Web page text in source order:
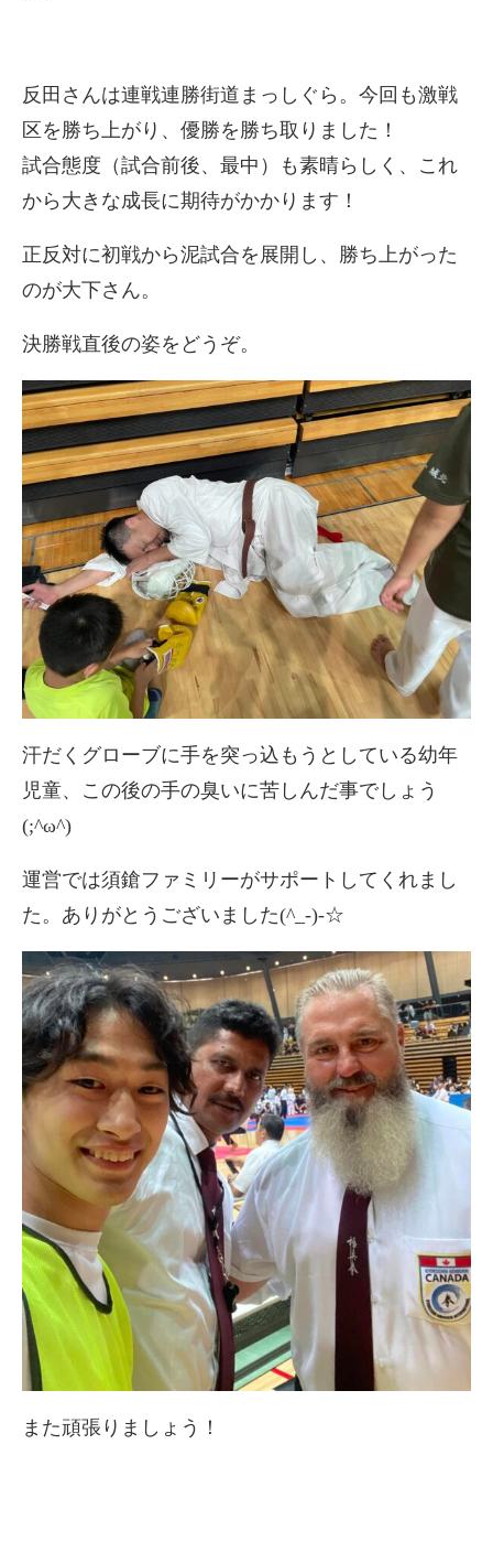
反田さんは連戦連勝街道まっしぐら。今回も激戦
区を勝ち上がり、優勝を勝ち取りました！
試合態度（試合前後、最中）も素晴らしく、これ
から大きな成長に期待がかかります！
正反対に初戦から泥試合を展開し、勝ち上がった
のが大下さん。
決勝戦直後の姿をどうぞ。
汗だくグローブに手を突っ込もうとしている幼年
児童、この後の手の臭いに苦しんだ事でしょう
(;^ω^)
運営では須鎗ファミリーがサポートしてくれまし
た。ありがとうございました(^_-)-☆
また頑張りましょう！